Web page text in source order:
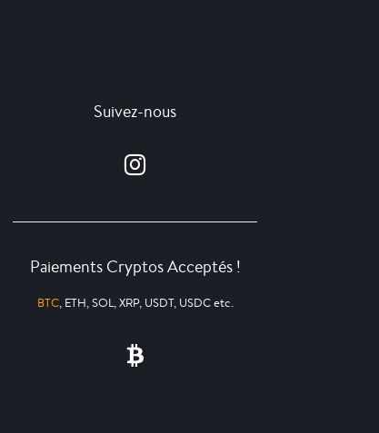
Suivez-nous
Paiements Cryptos Acceptés !
BTC, ETH, SOL, XRP, USDT, USDC etc.